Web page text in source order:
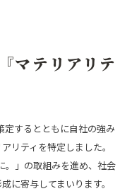
マテリアリテ
定するとともに自社の強み
リティを特定しました。
。」の取組みを進め、社会
に寄与してまいります。